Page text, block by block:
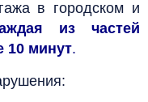
в городском и
из частей
10 минут.